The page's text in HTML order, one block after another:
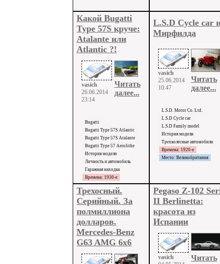
Какой Bugatti
Type 57S круче:
Atalante или
Atlantic ?!
vasich
26.06.2014
23:14
Читать
далее...
Bugatti
Bugatti Type 57S Atlantic
Bugatti Type 57S Atalante
Bugatti Type 57 Aerolithe
История модели
Личность и автомобиль
Гаражная находка
Времена: 1930-e
L.S.D Cycle car
Мирфилда
vasich
25.06.2014
10:47
Читать
далее...
L.S.D. Motor Co. Ltd.
L.S.D Cycle car
L.S.D Family model
История модели
Трехколесные автомобили
Времена: 1920-е
Место: Великобритания
Трехосный.
Серийный. За
полмиллиона
долларов.
Mercedes-Benz
G63 AMG 6x6
Pegaso Z-102
II Berlinetta:
красота из
Испании
vasich
Читать